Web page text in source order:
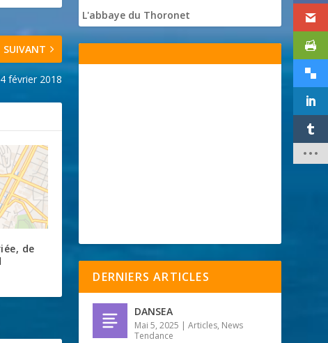
SUIVANT
février 2018
de
L'abbaye du Thoronet
DERNIERS ARTICLES
DANSEA
Mai 5, 2025 |Articles, News
Tendance